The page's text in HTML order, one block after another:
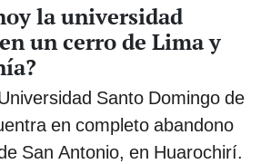
la universidad
un cerro de Lima y
Santo Domingo de
en completo abandono
San Antonio, en Huarochirí.